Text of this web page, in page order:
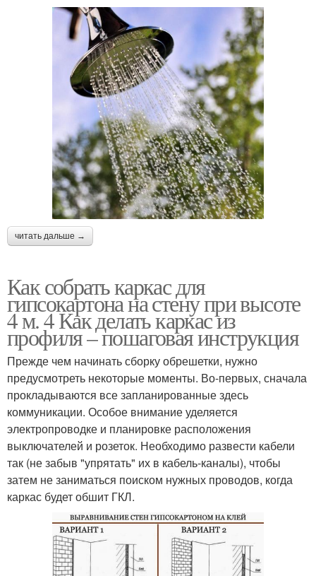
читать дальше →
Как собрать каркас для
гипсокартона на стену при высоте
4 м. 4 Как делать каркас из
профиля – пошаговая инструкция
Прежде чем начинать сборку обрешетки, нужно
предусмотреть некоторые моменты. Во-первых, сначала
прокладываются все запланированные здесь
коммуникации. Особое внимание уделяется
электропроводке и планировке расположения
выключателей и розеток. Необходимо развести кабели
так (не забыв "упрятать" их в кабель-каналы), чтобы
затем не заниматься поиском нужных проводов, когда
каркас будет обшит ГКЛ.